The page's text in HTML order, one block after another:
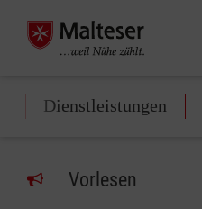
Dienstleistungen
Vorlesen